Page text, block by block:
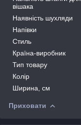
вішака
Наявність шухляди
Напівки
Стиль
Країна-виробник
Тип товару
Колір
Ширина, см
Приховати